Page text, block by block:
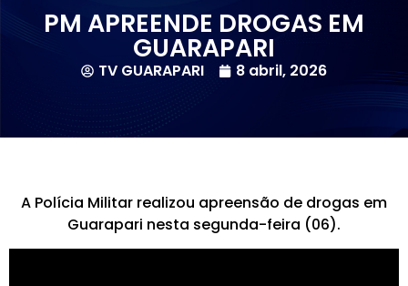
PM APREENDE DROGAS EM
GUARAPARI
TV GUARAPARI 8 abril, 2026
A Polícia Militar realizou apreensão de drogas em
Guarapari nesta segunda-feira (06).